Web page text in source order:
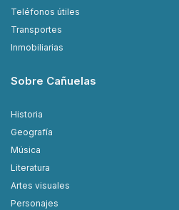
Teléfonos útiles
Transportes
Inmobiliarias
Sobre Cañuelas
Historia
Geografía
Música
Literatura
Artes visuales
Personajes